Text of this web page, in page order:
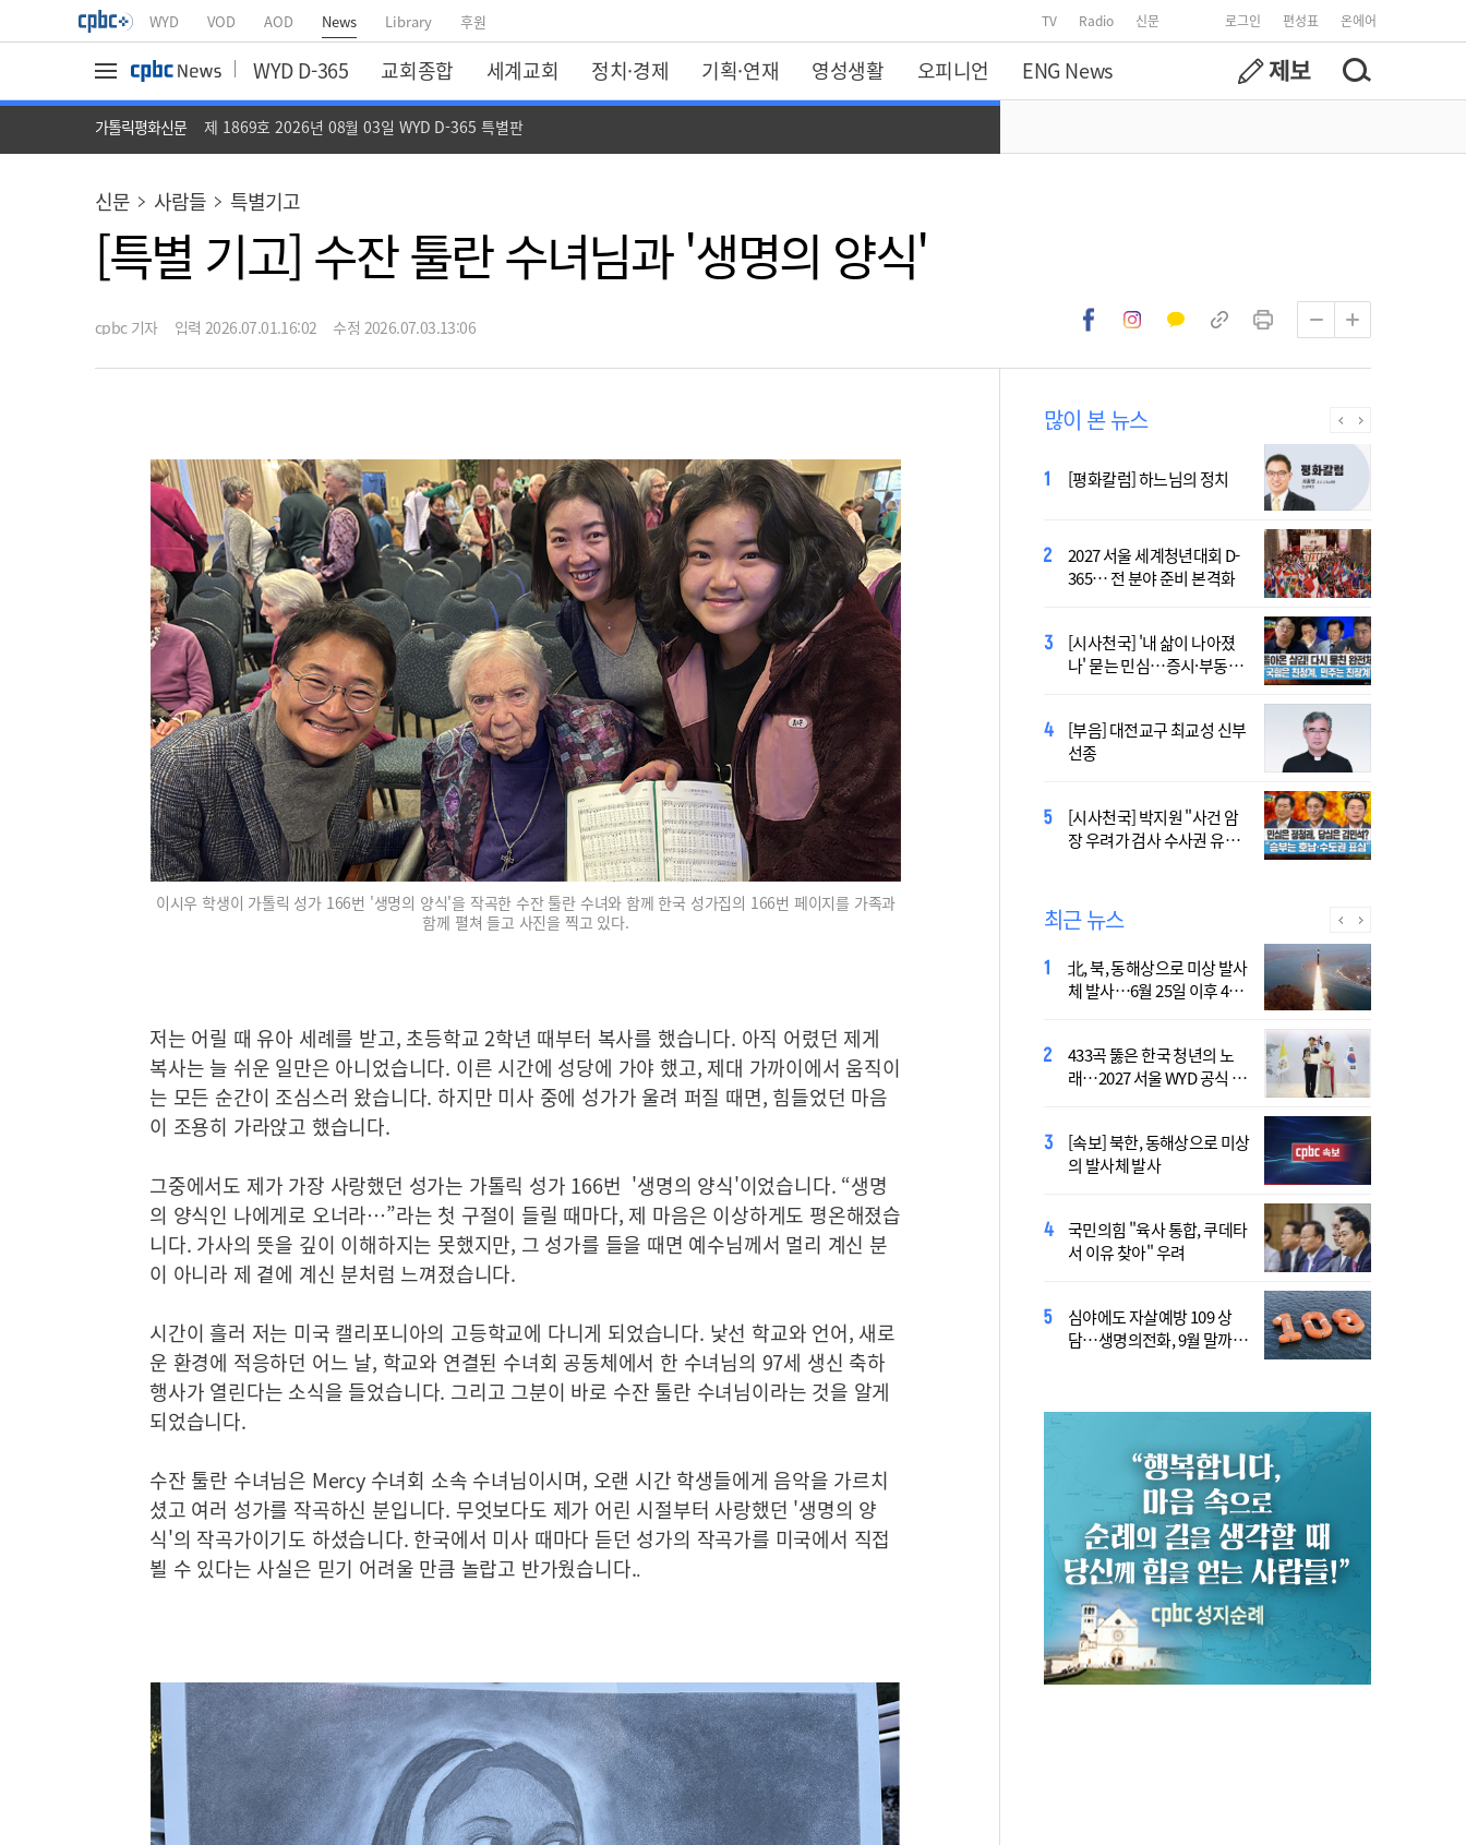
WYD VOD AOD News Library 후원 TV Radio 신문 로그인 편성표 온에어
WYD D-365 교회종합 세계교회 정치·경제 기획·연재 영성생활 오피니언 ENG News
가톨릭평화신문 제 1869호 2026년 08월 03일 WYD D-365 특별판
신문 사람들 특별기고
[특별 기고] 수잔 툴란 수녀님과 '생명의 양식'
cpbc 기자 입력 2026.07.01.16:02 수정 2026.07.03.13:06
이시우 학생이 가톨릭 성가 166번 '생명의 양식'을 작곡한 수잔 툴란 수녀와 함께 한국 성가집의 166번 페이지를 가족과
함께 펼쳐 들고 사진을 찍고 있다.
저는 어릴 때 유아 세례를 받고, 초등학교 2학년 때부터 복사를 했습니다. 아직 어렸던 제게
복사는 늘 쉬운 일만은 아니었습니다. 이른 시간에 성당에 가야 했고, 제대 가까이에서 움직이
는 모든 순간이 조심스러 왔습니다. 하지만 미사 중에 성가가 울려 퍼질 때면, 힘들었던 마음
이 조용히 가라앉고 했습니다.
그중에서도 제가 가장 사랑했던 성가는 가톨릭 성가 166번 '생명의 양식'이었습니다. “생명
의 양식인 나에게로 오너라…”라는 첫 구절이 들릴 때마다, 제 마음은 이상하게도 평온해졌습
니다. 가사의 뜻을 깊이 이해하지는 못했지만, 그 성가를 들을 때면 예수님께서 멀리 계신 분
이 아니라 제 곁에 계신 분처럼 느껴졌습니다.
시간이 흘러 저는 미국 캘리포니아의 고등학교에 다니게 되었습니다. 낯선 학교와 언어, 새로
운 환경에 적응하던 어느 날, 학교와 연결된 수녀회 공동체에서 한 수녀님의 97세 생신 축하
행사가 열린다는 소식을 들었습니다. 그리고 그분이 바로 수잔 툴란 수녀님이라는 것을 알게
되었습니다.
수잔 툴란 수녀님은 Mercy 수녀회 소속 수녀님이시며, 오랜 시간 학생들에게 음악을 가르치
셨고 여러 성가를 작곡하신 분입니다. 무엇보다도 제가 어린 시절부터 사랑했던 '생명의 양
식'의 작곡가이기도 하셨습니다. 한국에서 미사 때마다 듣던 성가의 작곡가를 미국에서 직접
뵐 수 있다는 사실은 믿기 어려울 만큼 놀랍고 반가웠습니다..
많이 본 뉴스
[평화칼럼] 하느님의 정치
2027 서울 세계청년대회 D-
365… 전 분야 준비 본격화
[시사천국] '내 삶이 나아졌
나' 묻는 민심…증시·부동산
[부음] 대전교구 최교성 신부
선종
[시사천국] 박지원 "사건 암
장 우려가 검사 수사권 유지
[시사천국] 알고 싶지 않은 폭
염의 진실…올해가 가장 시
[시사천국] 서미화 "시각장애
여성 첫 최고위 도전…사회
2027 서울 WYD 공식 주제가
오늘 공개…한국인 곡 선정
2027 서울 세계청년대회 주
제가 공개…희망의 선율 울
[시사천국] 홍춘욱 "단일종목 레버리지 ETF는
없애는 게 맞다"
최근 뉴스
北, 북, 동해상으로 미상 발사
체 발사…6월 25일 이후 42
433곡 뚫은 한국 청년의 노
래…2027 서울 WYD 공식 주
[속보] 북한, 동해상으로 미상
의 발사체 발사
국민의힘 "육사 통합, 쿠데타
서 이유 찾아" 우려
심야에도 자살예방 109 상
담…생명의전화, 9월 말까지
장기요양 재가 노인 10명 중
7명 "아파도 살던 집에서 살
산티아고 순례길에 울려 퍼진
“2027년 서울에서 만나요!”
李 "폭염·가뭄에 행정력 총
동원…전방위 대응체계 가
靑, 김용범 책임론에 "지금은
대책 챙기는 게 더 중요"
국가보훈부, 미국서 첫 국제
보훈컨퍼런스 연다